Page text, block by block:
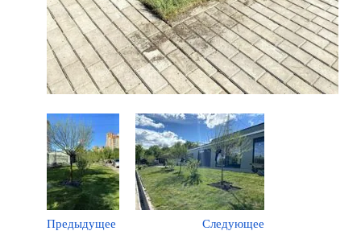
Предыдущее Следующее